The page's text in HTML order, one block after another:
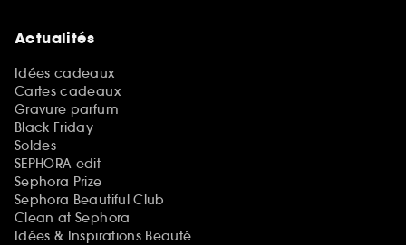
Actualités
Idées cadeaux
Cartes cadeaux
Gravure parfum
Black Friday
Soldes
SEPHORA edit
Sephora Prize
Sephora Beautiful Club
Clean at Sephora
Idées & Inspirations Beauté